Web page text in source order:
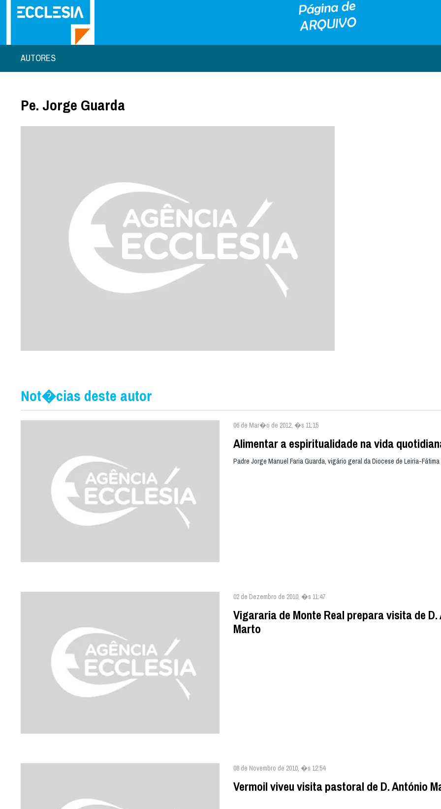
AUTORES
Pe. Jorge Guarda
Not�cias deste autor
06 de Mar�o de 2012, �s 11:15
Alimentar a espiritualidade na vida
Padre Jorge Manuel Faria Guarda, vigário geral da Diocese de Leiria-Fátima
02 de Dezembro de 2010, �s 11:47
Vigararia de Monte Real prepara visita de
Marto
08 de Novembro de 2010, �s 12:54
Vermoil viveu visita pastoral de D. António